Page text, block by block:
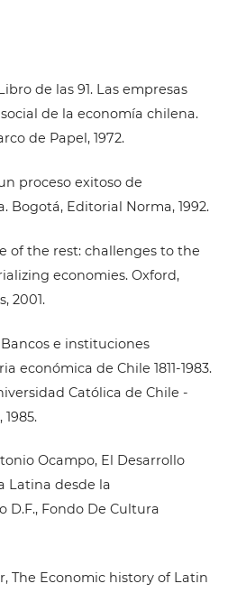
de las 91. Las empresas
de la economía chilena.
de Papel, 1972.
proceso exitoso de
Bogotá, Editorial Norma, 1992.
of the rest: challenges to the
economies. Oxford,
2001.
e instituciones
económica de Chile 1811-1983.
Católica de Chile -
Ocampo, El Desarrollo
Latina desde la
D.F., Fondo De Cultura
The Economic history of Latin